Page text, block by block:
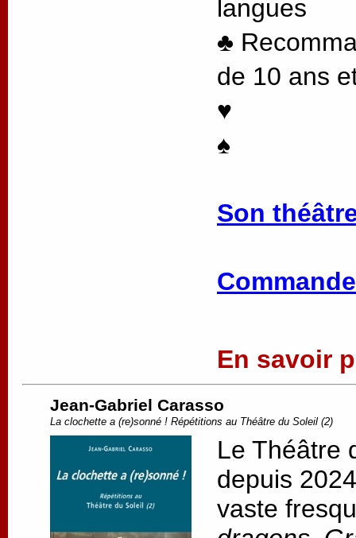
langues
♣
de 10 ans
♥
♠
Son
En savoir
Jean-Gabriel Carasso
La clochette a (re)sonné ! Répétitions au Théâtre du Soleil (2)
Le Théâtre
depuis
vaste